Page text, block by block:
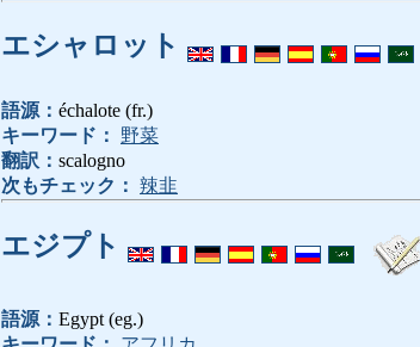
エシャロット
語源： échalote (fr.)
キーワード：
野菜
翻訳： scalogno
次もチェック： 辣韭
エジプト
語源： Egypt (eg.)